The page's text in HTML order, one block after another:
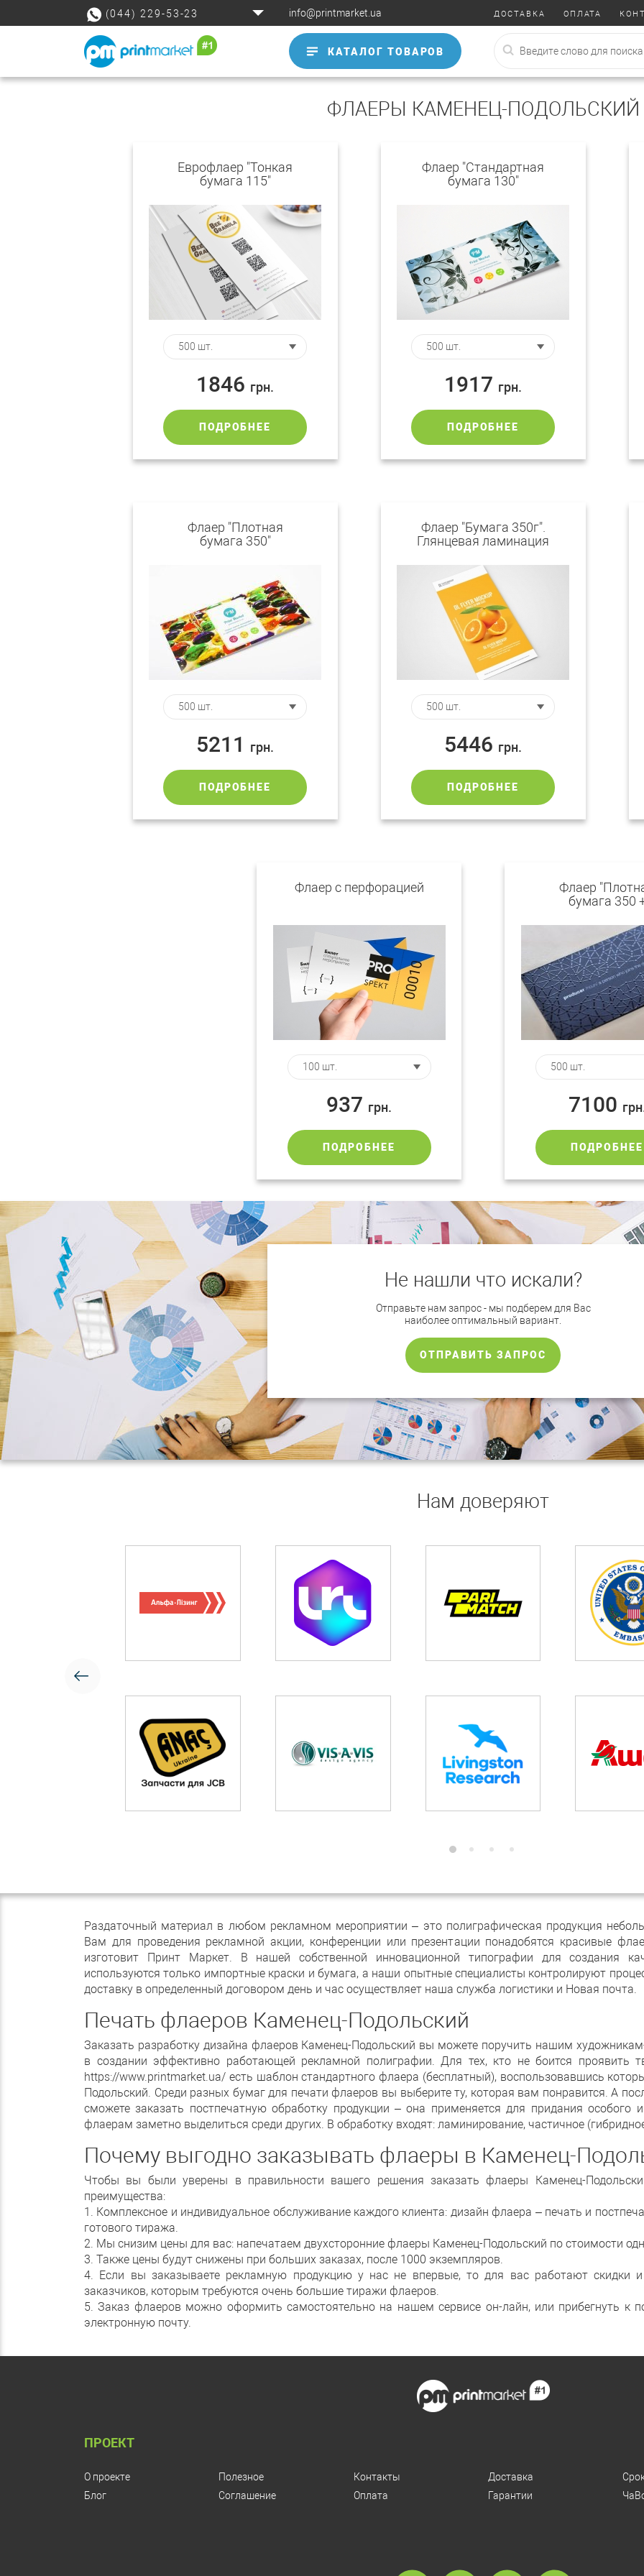
(044) 229-53-23 info@printmarket.ua ДОСТАВКА ОПЛАТА
КАТАЛОГ ТОВАРОВ
ФЛАЕРЫ КАМЕНЕЦ-ПОДОЛЬСКИЙ
Еврофлаер "Тонкая
бумага 115"
1846 грн.
ПОДРОБНЕЕ
Флаер "Стандартная
бумага 130"
1917 грн.
ПОДРОБНЕЕ
Флаер "Плотная
бумага 350"
5211 грн.
ПОДРОБНЕЕ
Флаер "Бумага 350г".
Глянцевая ламинация
5446 грн.
ПОДРОБНЕЕ
Флаер с перфорацией
937 грн.
ПОДРОБНЕЕ
Флаер
бумага 350
7100
ПОДРОБНЕЕ
Не нашли что искали?
Отправьте нам запрос - мы подберем для Вас
наиболее оптимальный вариант.
ОТПРАВИТЬ ЗАПРОС
Нам доверяют
Раздаточный материал в любом рекламном мероприятии – это полиграфическая продукция
Вам для проведения рекламной акции, конференции или презентации понадобятся красивые
изготовит Принт Маркет. В нашей собственной инновационной типографии для создания
используются только импортные краски и бумага, а наши опытные специалисты контролируют
доставку в определенный договором день и час осуществляет наша служба логистики и Новая почта.
Печать флаеров Каменец-Подольский
Заказать разработку дизайна флаеров Каменец-Подольский вы можете поручить нашим
в создании эффективно работающей рекламной полиграфии. Для тех, кто не боится проявить
https://www.printmarket.ua/ есть шаблон стандартного флаера (бесплатный), воспользовавшись
Подольский. Среди разных бумаг для печати флаеров вы выберите ту, которая вам понравится. А
сможете заказать постпечатную обработку продукции – она применяется для придания
флаерам заметно выделиться среди других. В обработку входят: ламинирование, частичное
Почему выгодно заказывать флаеры в Каменец-
Чтобы вы были уверены в правильности вашего решения заказать флаеры Каменец-
преимущества:
1. Комплексное и индивидуальное обслуживание каждого клиента: дизайн флаера – печать и
готового тиража.
2. Мы снизим цены для вас: напечатаем двухсторонние флаеры Каменец-Подольский по стоимости
3. Также цены будут снижены при больших заказах, после 1000 экземпляров.
4. Если вы заказываете рекламную продукцию у нас не впервые, то для вас работают скидки
заказчиков, которым требуются очень большие тиражи флаеров.
5. Заказ флаеров можно оформить самостоятельно на нашем сервисе он-лайн, или прибегнуть к
электронную почту.
ПРОЕКТ
О проекте
Блог
Полезное
Соглашение
Контакты
Оплата
Доставка
Гарантии